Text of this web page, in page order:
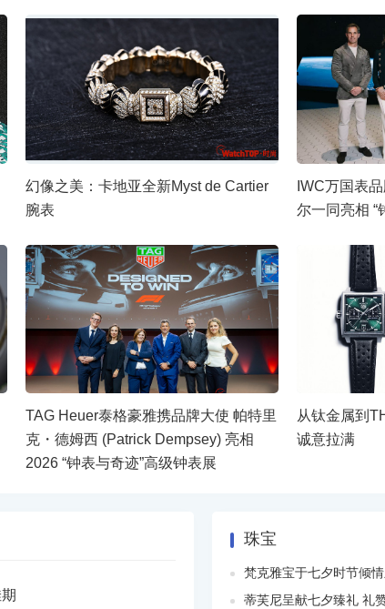
幻像之美：卡地亚全新Myst de Cartier
腕表
IWC万国表
尔一同亮相 “
TAG Heuer泰格豪雅携品牌大使 帕特里
克・德姆西 (Patrick Dempsey) 亮相
2026 “钟表与奇迹”高级钟表展
从钛金属到
诚意拉满
珠宝
梵克雅宝于七夕时节倾情呈现Perlée金珠
蒂芙尼呈献七夕臻礼 礼